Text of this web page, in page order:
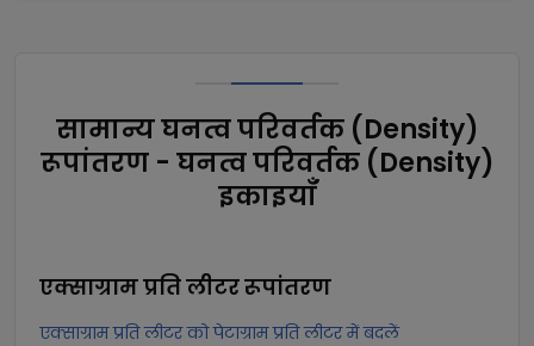
सामान्य घनत्व परिवर्तक (Density)
रूपांतरण - घनत्व परिवर्तक (Density)
इकाइयाँ
एक्साग्राम प्रति लीटररूपांतरण
एक्साग्राम प्रति लीटर को पेटाग्राम प्रति लीटर में बदलें